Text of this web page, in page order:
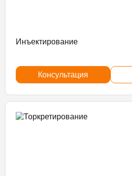
Инъектирование
Консультация